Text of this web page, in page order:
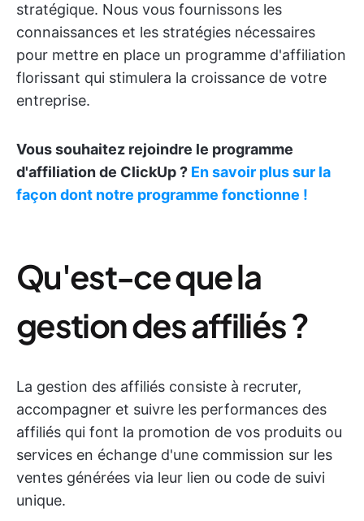
stratégique. Nous vous fournissons les
connaissances et les stratégies nécessaires
pour mettre en place un programme d'affiliation
florissant qui stimulera la croissance de votre
entreprise.
Vous souhaitez rejoindre le programme
d'affiliation de ClickUp ? En savoir plus sur la
façon dont notre programme fonctionne !
Qu'est-ce que la
gestion des affiliés ?
La gestion des affiliés consiste à recruter,
accompagner et suivre les performances des
affiliés qui font la promotion de vos produits ou
services en échange d'une commission sur les
ventes générées via leur lien ou code de suivi
unique.